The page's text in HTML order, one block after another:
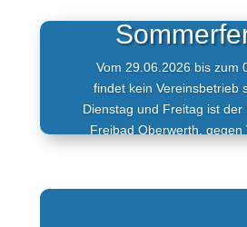
Vom 29.06.2026 bis zum
findet kein Vereinsbetrieb
Dienstag und Freitag ist der
Freibad Oberwerth, gegen